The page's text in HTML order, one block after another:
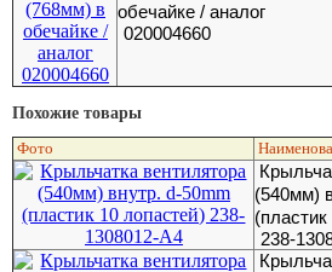
обечайке / аналог
020004660
Похожие товары
Фото
(540мм)
238-